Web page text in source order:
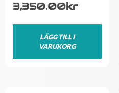
3,350.00kr
LÄGG TILL I
VARUKORG